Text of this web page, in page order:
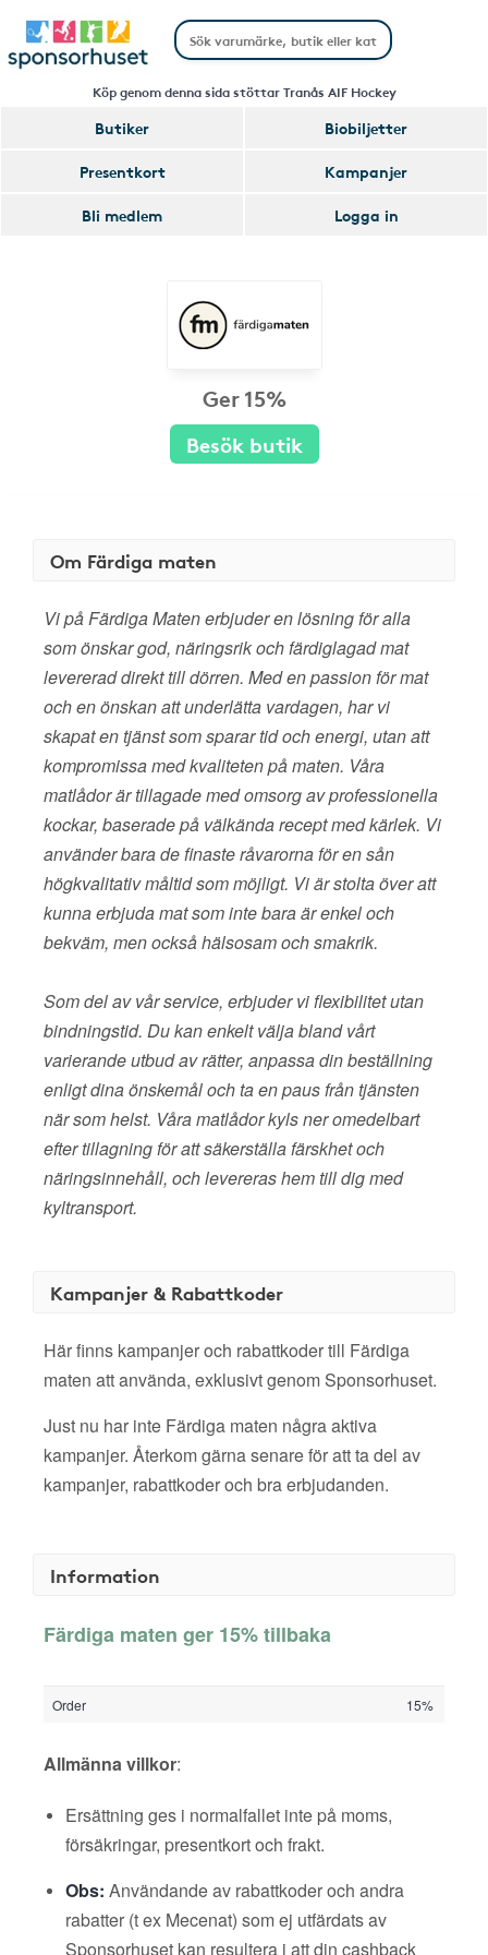
Köp genom denna sida stöttar Tranås AIF Hockey
Butiker
Biobiljetter
Presentkort
Kampanjer
Bli medlem
Logga in
Ger 15%
Besök butik
Om Färdiga maten
Vi på Färdiga Maten erbjuder en lösning för alla
som önskar god, näringsrik och färdiglagad mat
levererad direkt till dörren. Med en passion för mat
och en önskan att underlätta vardagen, har vi
skapat en tjänst som sparar tid och energi, utan att
kompromissa med kvaliteten på maten. Våra
matlådor är tillagade med omsorg av professionella
kockar, baserade på välkända recept med kärlek. Vi
använder bara de finaste råvarorna för en sån
högkvalitativ måltid som möjligt. Vi är stolta över att
kunna erbjuda mat som inte bara är enkel och
bekväm, men också hälsosam och smakrik.
Som del av vår service, erbjuder vi flexibilitet utan
bindningstid. Du kan enkelt välja bland vårt
varierande utbud av rätter, anpassa din beställning
enligt dina önskemål och ta en paus från tjänsten
när som helst. Våra matlådor kyls ner omedelbart
efter tillagning för att säkerställa färskhet och
näringsinnehåll, och levereras hem till dig med
kyltransport.
Kampanjer & Rabattkoder
Här finns kampanjer och rabattkoder till Färdiga
maten att använda, exklusivt genom Sponsorhuset.
Just nu har inte Färdiga maten några aktiva
kampanjer. Återkom gärna senare för att ta del av
kampanjer, rabattkoder och bra erbjudanden.
Information
Färdiga maten ger 15% tillbaka
Order 15%
Allmänna villkor:
Ersättning ges i normalfallet inte på moms,
försäkringar, presentkort och frakt.
Obs: Användande av rabattkoder och andra
rabatter (t ex Mecenat) som ej utfärdats av
Sponsorhuset kan resultera i att din cashback